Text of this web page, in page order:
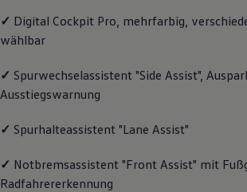
Digitale Betriebsanleitung
Live Beratung
Transport
Familie
Elektromobilität
Pannen- und Unfallhilfe
✓ Digital Cockpit Pro, mehrfarbig,
wählbar
✓ Spurwechselassistent "Side Assist",
Ausstiegswarnung
✓ Spurhalteassistent "Lane Assist"
✓ Notbremsassistent "Front Assist" mit
Radfahrererkennung